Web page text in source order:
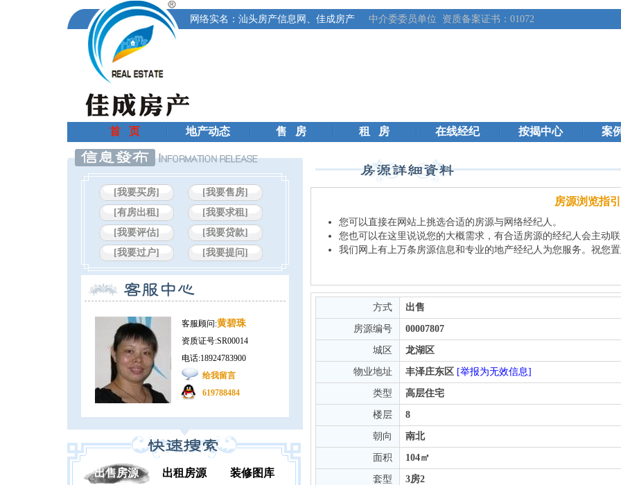
网络实名：汕头房产信息网、佳成房产 中介委委员单位 资质备案证书：01072
首 页 地产动态 售 房 租 房 在线经纪 按揭中心 案
[我要买房]
[我要售房]
[有房出租]
[我要求租]
[我要评估]
[我要贷款]
[我要过户]
[我要提问]
客服顾问:黄碧珠
资质证号:SR00014
电话:18924783900
给我留言
619788484
出售房源 出租房源 装修图库
房源浏览指引
您可以直接在网站上挑选合适的房源与网络经纪人。
您也可以在这里说说您的大概需求，有合适房源的经纪人会主动
我们网上有上万条房源信息和专业的地产经纪人为您服务。祝您
方式 出售
房源编号 00007807
城区 龙湖区
物业地址 丰泽庄东区 [举报为无效信息]
类型 高层住宅
楼层 8
朝向 南北
面积 104㎡
套型 3房2